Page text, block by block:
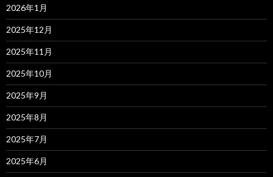
2026年1月
2025年12月
2025年11月
2025年10月
2025年9月
2025年8月
2025年7月
2025年6月